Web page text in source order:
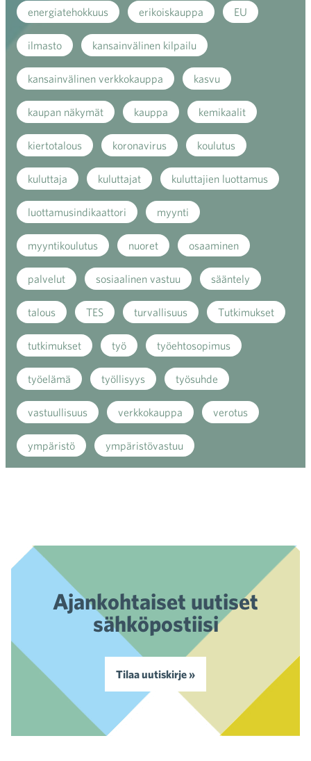
energiatehokkuus erikoiskauppa EU
ilmasto kansainvälinen kilpailu
kansainvälinen verkkokauppa kasvu
kaupan näkymät kauppa kemikaalit
kiertotalous koronavirus koulutus
kuluttaja kuluttajat kuluttajien luottamus
luottamusindikaattori myynti
myyntikoulutus nuoret osaaminen
palvelut sosiaalinen vastuu sääntely
talous TES turvallisuus Tutkimukset
tutkimukset työ työehtosopimus
työelämä työllisyys työsuhde
vastuullisuus verkkokauppa verotus
ympäristö ympäristövastuu
Ajankohtaiset uutiset
sähköpostiisi
Tilaa uutiskirje »